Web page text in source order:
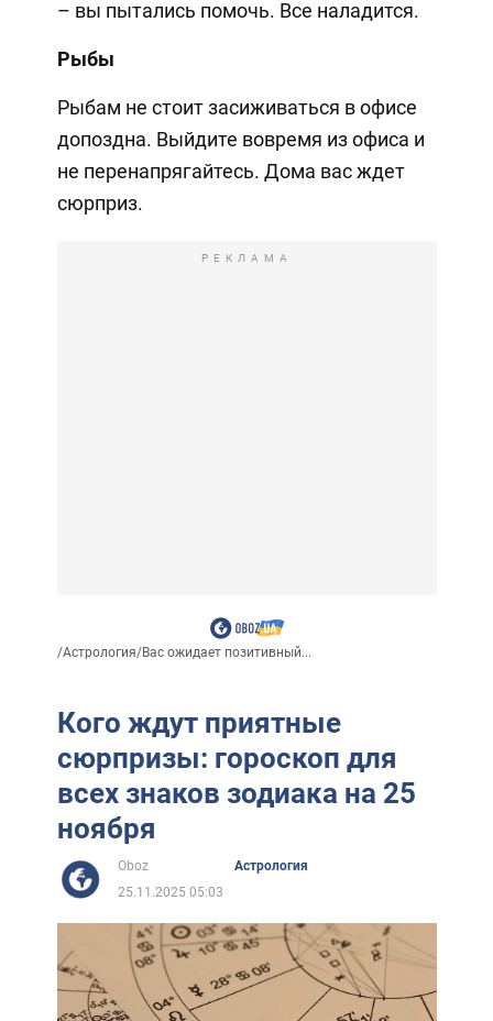
– вы пытались помочь. Все наладится.
Рыбы
Рыбам не стоит засиживаться в офисе
допоздна. Выйдите вовремя из офиса и
не перенапрягайтесь. Дома вас ждет
сюрприз.
РЕКЛАМА
/Астрология/Вас ожидает позитивный...
Кого ждут приятные
сюрпризы: гороскоп для
всех знаков зодиака на 25
ноября
Oboz
Астрология
25.11.2025 05:03